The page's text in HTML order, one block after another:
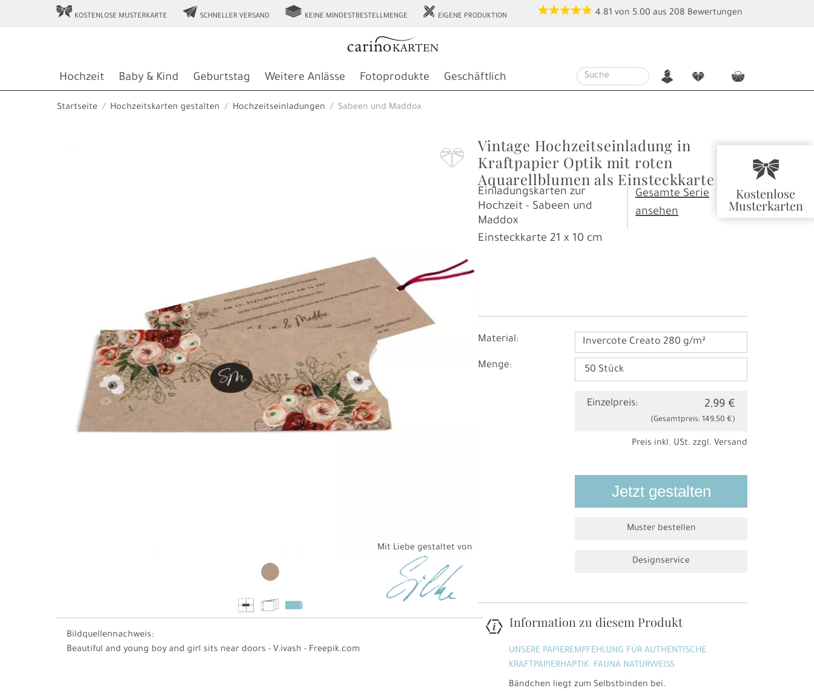
r
Kostenlose
Musterkarten
r KOSTENLOSE MUSTERKARTE e SCHNELLER VERSAND g KEINE MINDESTBESTELLMENGE h EIGENE PRODUKTION 4.81 von 5.00 aus 208 Bewertungen
Hochzeit Baby & Kind Geburtstag Weitere Anlässe Fotoprodukte Geschäftlich n f c
Startseite Hochzeitskarten gestalten Hochzeitseinladungen Sabeen und Maddox
F
Mit Liebe gestaltet von
Bildquellennachweis:
Beautiful and young boy and girl sits near doors - V.ivash - Freepik.com
Vintage Hochzeitseinladung in
Kraftpapier Optik mit roten
Aquarellblumen als Einsteckkarte
Einladungskarten zur
Hochzeit - Sabeen und
Maddox
Gesamte Serie
ansehen
Einsteckkarte 21 x 10 cm
Material: Invercote Creato 280 g/m²
Menge:
Einzelpreis: 2,99 €
(Gesamtpreis: 149,50 €)
Preis inkl. USt. zzgl. Versand
Jetzt gestalten
Muster bestellen
Designservice
Information zu diesem Produkt
UNSERE PAPIEREMPFEHLUNG FÜR AUTHENTISCHE
KRAFTPAPIERHAPTIK: FAUNA NATURWEISS
Bändchen liegt zum Selbstbinden bei.